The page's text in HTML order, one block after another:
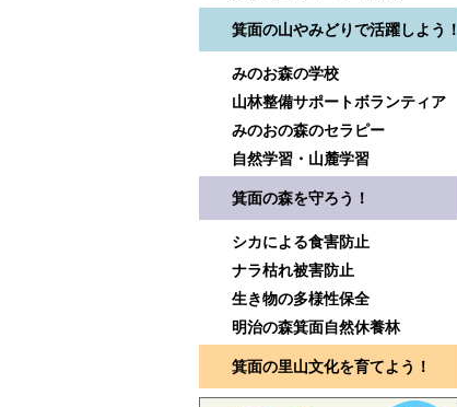
箕面の山やみどりで活躍しよう！
みのお森の学校
山林整備サポートボランティア
みのおの森のセラピー
自然学習・山麓学習
箕面の森を守ろう！
シカによる食害防止
ナラ枯れ被害防止
生き物の多様性保全
明治の森箕面自然休養林
箕面の里山文化を育てよう！